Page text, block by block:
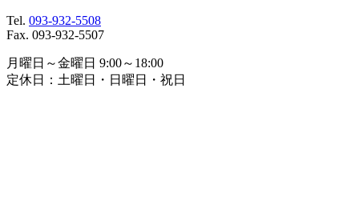
Tel. 093-932-5508
Fax. 093-932-5507
月曜日～金曜日 9:00～18:00
定休日：土曜日・日曜日・祝日